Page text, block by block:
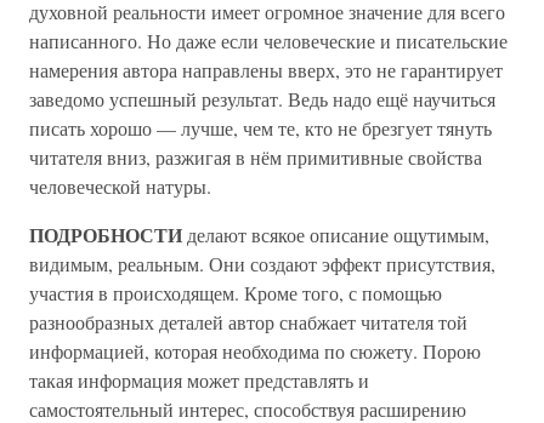
духовной реальности имеет огромное значение для всего
написанного. Но даже если человеческие и писательские
намерения автора направлены вверх, это не гарантирует
заведомо успешный результат. Ведь надо ещё научиться
писать хорошо — лучше, чем те, кто не брезгует тянуть
читателя вниз, разжигая в нём примитивные свойства
человеческой натуры.
ПОДРОБНОСТИ делают всякое описание ощутимым,
видимым, реальным. Они создают эффект присутствия,
участия в происходящем. Кроме того, с помощью
разнообразных деталей автор снабжает читателя той
информацией, которая необходима по сюжету. Порою
такая информация может представлять и
самостоятельный интерес, способствуя расширению